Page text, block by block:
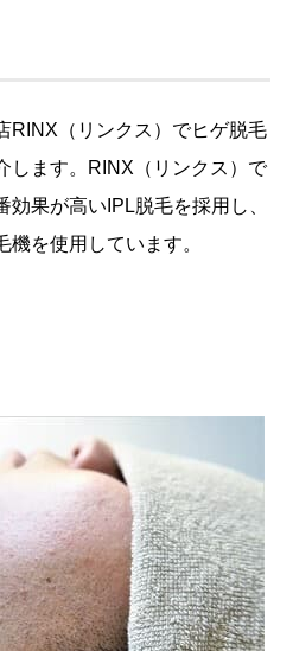
RINX（リンクス）でヒゲ脱毛
します。RINX（リンクス）で
果が高いIPL脱毛を採用し、
を使用しています。